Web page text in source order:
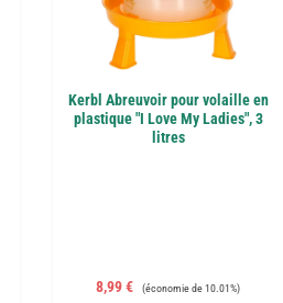
Kerbl Abreuvoir pour volaille en
plastique "I Love My Ladies", 3
litres
Prix de vente :
8,99 € Prix régulier :
(économie de 10.01%)